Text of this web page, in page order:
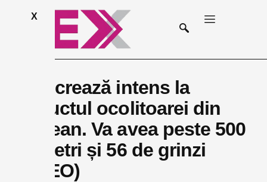
X
Se lucrează intens la
viaductul ocolitoarei din
Beclean. Va avea peste 500
de metri și 56 de grinzi
(VIDEO)